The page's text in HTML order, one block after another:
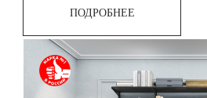
ПОДРОБНЕЕ